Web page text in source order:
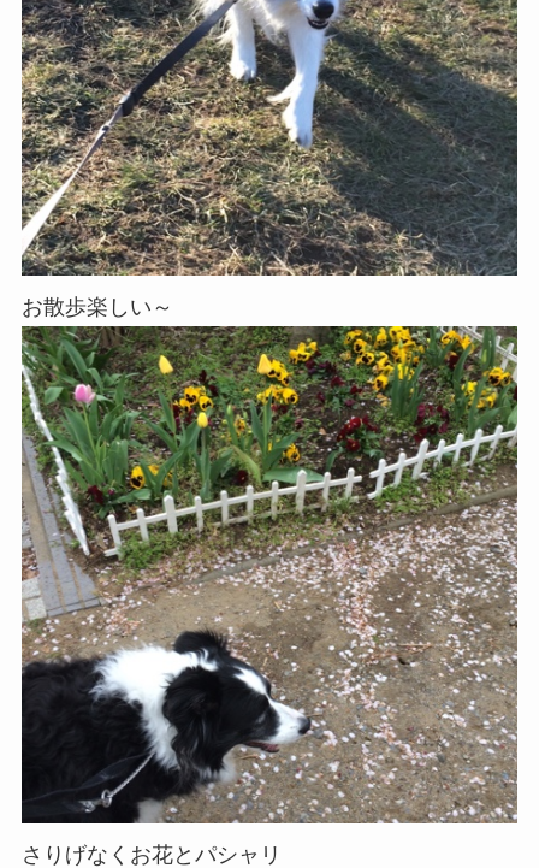
お散歩楽しい～
さりげなくお花とパシャリ